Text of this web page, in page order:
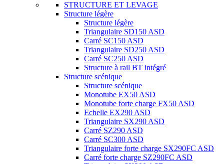
STRUCTURE ET LEVAGE
Structure légère
Structure légère
Triangulaire SD150 ASD
Carré SC150 ASD
Triangulaire SD250 ASD
Carré SC250 ASD
Structure à rail BT intégré
Structure scénique
Structure scénique
Monotube EX50 ASD
Monotube forte charge FX50 ASD
Echelle EX290 ASD
Triangulaire SX290 ASD
Carré SZ290 ASD
Carré SC300 ASD
Triangulaire forte charge SX290FC ASD
Carré forte charge SZ290FC ASD